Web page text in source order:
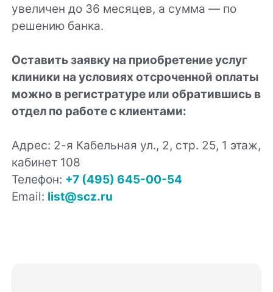
увеличен до 36 месяцев, а сумма — по
решению банка.
Оставить заявку на приобретение услуг
клиники на условиях отсроченной оплаты
можно в регистратуре или обратившись в
отдел по работе с клиентами:
Адрес: 2-я Кабельная ул., 2, стр. 25, 1 этаж,
кабинет 108
Телефон: +7 (495) 645-00-54
Email: list@scz.ru